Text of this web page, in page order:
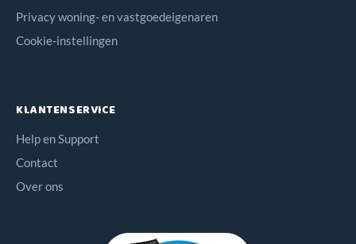
Privacy woning- en vastgoedeigenaren
Cookie-instellingen
KLANTENSERVICE
Help en Support
Contact
Over ons